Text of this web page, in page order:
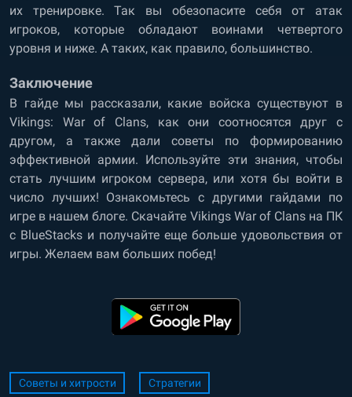
их тренировке. Так вы обезопасите себя от атак
игроков, которые обладают воинами четвертого
уровня и ниже. А таких, как правило, большинство.
Заключение
В гайде мы рассказали, какие войска существуют в
Vikings: War of Clans, как они соотносятся друг с
другом, а также дали советы по формированию
эффективной армии. Используйте эти знания, чтобы
стать лучшим игроком сервера, или хотя бы войти в
число лучших! Ознакомьтесь с другими гайдами по
игре в нашем блоге. Скачайте Vikings War of Clans на ПК
с BlueStacks и получайте еще больше удовольствия от
игры. Желаем вам больших побед!
Советы и хитрости Стратегии